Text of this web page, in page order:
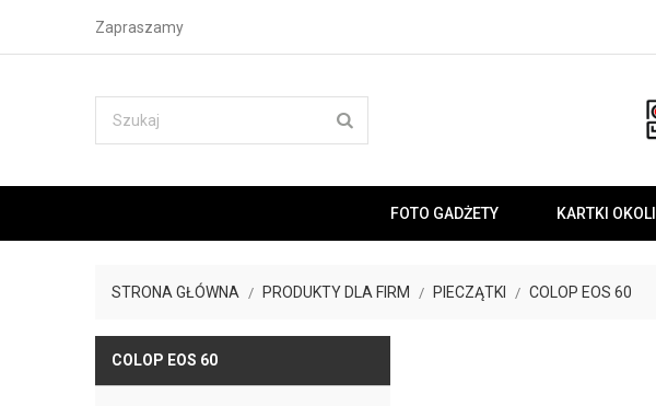
Zapraszamy
FOTO GADŻETY KARTKI
STRONA GŁÓWNA PRODUKTY DLA FIRM PIECZĄTKI COLOP EOS 60
COLOP EOS 60